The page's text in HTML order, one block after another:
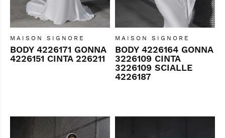
MAISON SIGNORE
BODY 4226171 GONNA
4226151 CINTA 226211
MAISON SIGNORE
BODY 4226164 GONNA
3226109 CINTA
3226109 SCIALLE
4226187